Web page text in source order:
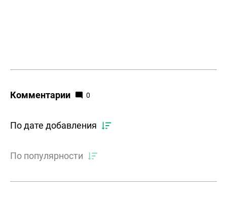
Комментарии 0
По дате добавления
По популярности